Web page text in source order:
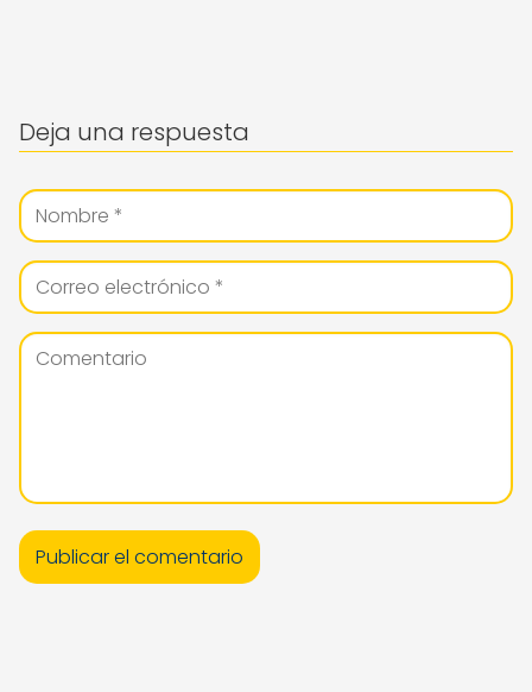
Deja una respuesta